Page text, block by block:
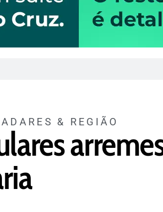
& REGIÃO